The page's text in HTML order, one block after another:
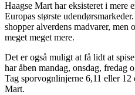
Haagse Mart har eksisteret i mere
Europas største
shopper alverdens madvarer, men
meget meget mere.
Det er også muligt at få lidt at
har åben mandag, onsdag, fredag
Tag sporvognlinjerne 6,11 eller 12
Mart.